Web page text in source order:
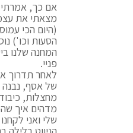
אם כך, אמרתי
מצאתי את
(היום הכי
הסעות וכו')
המחנה שלנו
פניי.
לאחר תדרוך
של אסף, נבנה
מחצלות,
מדהים איך
שלי ואני